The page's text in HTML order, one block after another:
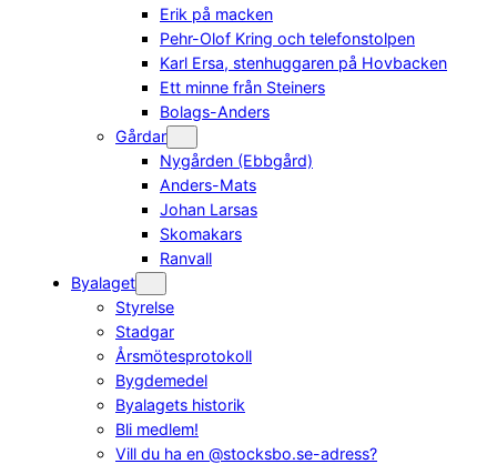
Erik på macken
Pehr-Olof Kring och telefonstolpen
Karl Ersa, stenhuggaren på Hovbacken
Ett minne från Steiners
Bolags-Anders
Gårdar
Nygården (Ebbgård)
Anders-Mats
Johan Larsas
Skomakars
Ranvall
Byalaget
Styrelse
Stadgar
Årsmötesprotokoll
Bygdemedel
Byalagets historik
Bli medlem!
Vill du ha en @stocksbo.se-adress?